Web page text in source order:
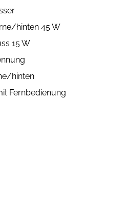
hinten 45 W
15 W
hinten
Fernbedienung